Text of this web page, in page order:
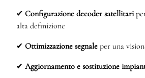
✔ Configurazione decoder satellitari
alta definizione
✔ Ottimizzazione segnale per una
✔ Aggiornamento e sostituzione